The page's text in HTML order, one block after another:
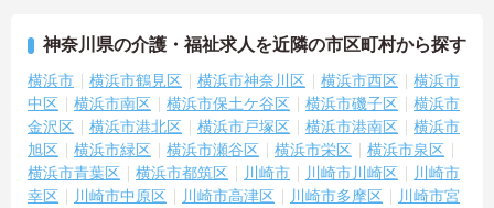
神奈川県の介護・福祉求人を近隣の市区町村から探す
横浜市 横浜市鶴見区 横浜市神奈川区 横浜市西区
横浜市
中区
横浜市南区 横浜市保土ケ谷区 横浜市磯子区
横浜市
金沢区
横浜市港北区 横浜市戸塚区 横浜市港南区
横浜市
旭区
横浜市緑区 横浜市瀬谷区 横浜市栄区
横浜市泉区
横浜市青葉区
横浜市都筑区 川崎市 川崎市川崎区
川崎市
幸区
川崎市中原区 川崎市高津区 川崎市多摩区
川崎市宮